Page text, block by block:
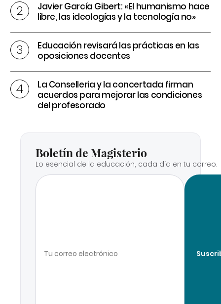
Javier García Gibert: «El humanismo hace
libre, las ideologías y la tecnología no»
Educación revisará las prácticas en las
oposiciones docentes
La Conselleria y la concertada firman
acuerdos para mejorar las condiciones
del profesorado
Boletín de Magisterio
Lo esencial de la educación, cada día en tu correo.